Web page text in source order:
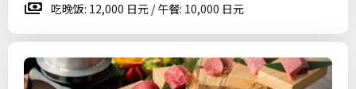
吃晚饭: 12,000 日元 / 午餐: 10,000 日元